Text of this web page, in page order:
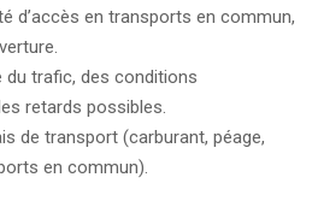
d’accès en transports en commun,
du trafic, des conditions
retards possibles.
de transport (carburant, péage,
en commun).